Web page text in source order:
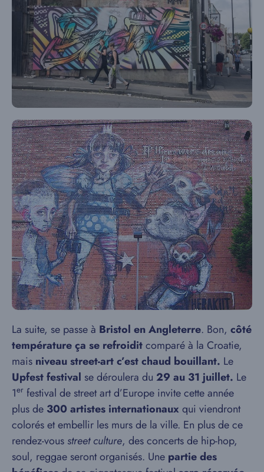
La suite, se passe à Bristol en Angleterre. Bon, côté
température ça se refroiditcomparé à la Croatie,
mais niveau street-art c’est chaud bouillant. Le
Upfest festival se déroulera du 29 au 31 juillet. Le
1er festival de street art d’Europe invite cette année
plus de 300 artistes internationaux qui viendront
colorés et embellir les murs de la ville. En plus de ce
rendez-vous street culture, des concerts de hip-hop,
soul, reggae seront organisés. Une partie des